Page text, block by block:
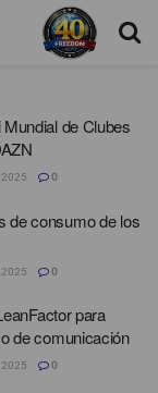
de Clubes
2025 0
de consumo de los
2025 0
para
de comunicación
2025 0